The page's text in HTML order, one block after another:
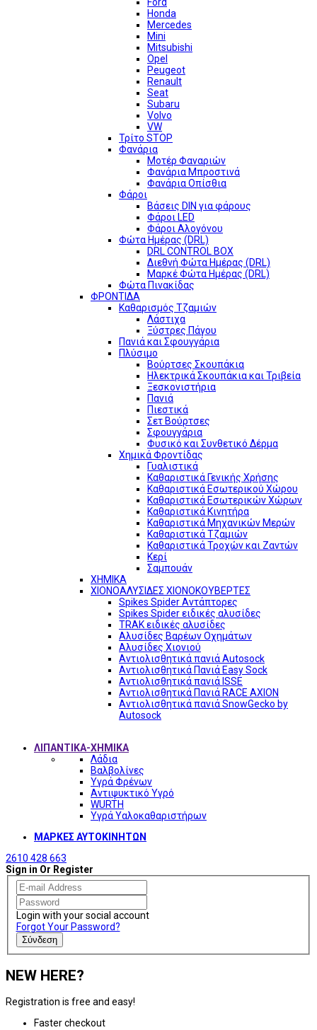
Honda
Mercedes
Mini
Mitsubishi
Opel
Peugeot
Renault
Seat
Subaru
Volvo
VW
Τρίτο STOP
Φανάρια
Μοτέρ Φαναριών
Φανάρια Μπροστινά
Φανάρια Οπίσθια
Φάροι
Βάσεις DIN για φάρους
Φάροι LED
Φάροι Αλογόνου
Φώτα Ημέρας (DRL)
DRL CONTROL BOX
Διεθνή Φώτα Ημέρας (DRL)
Μαρκέ Φώτα Ημέρας (DRL)
Φώτα Πινακίδας
ΦΡΟΝΤΙΔΑ
Καθαρισμός Τζαμιών
Λάστιχα
Ξύστρες Πάγου
Πανιά και Σφουγγάρια
Πλύσιμο
Βούρτσες Σκουπάκια
Ηλεκτρικά Σκουπάκια και Τριβεία
Ξεσκονιστήρια
Πανιά
Πιεστικά
Σετ Βούρτσες
Σφουγγάρια
Φυσικό και Συνθετικό Δέρμα
Χημικά Φροντίδας
Γυαλιστικά
Καθαριστικά Γενικής Χρήσης
Καθαριστικά Εσωτερικού Χώρου
Καθαριστικά Εσωτερικών Χώρων
Καθαριστικά Κινητήρα
Καθαριστικά Μηχανικών Μερών
Καθαριστικά Τζαμιών
Καθαριστικά Τροχών και Ζαντών
Κερί
Σαμπουάν
ΧΗΜΙΚΑ
ΧΙΟΝΟΑΛΥΣΙΔΕΣ ΧΙΟΝΟΚΟΥΒΕΡΤΕΣ
Spikes Spider Αντάπτορες
Spikes Spider ειδικές αλυσίδες
TRAK ειδικές αλυσίδες
Αλυσίδες Βαρέων Οχημάτων
Αλυσίδες Χιονιού
Αντιολισθητικά πανιά Autosock
Αντιολισθητικά Πανιά Easy Sock
Αντιολισθητικά πανιά ISSE
Αντιολισθητικά Πανιά RACE AXION
Αντιολισθητικά πανιά SnowGecko by
Autosock
ΛΙΠΑΝΤΙΚΑ-ΧΗΜΙΚΑ
Λάδια
Βαλβολίνες
Υγρά Φρένων
Αντιψυκτικό Υγρό
WURTH
Υγρά Υαλοκαθαριστήρων
ΜΑΡΚΕΣ ΑΥΤΟΚΙΝΗΤΩΝ
2610 428 663
Sign in Or Register
Login with your social account
Forgot Your Password?
Σύνδεση
NEW HERE?
Registration is free and easy!
Faster checkout